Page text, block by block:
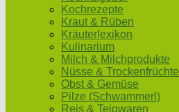
Kochrezepte
Kraut & Rüben
Kräuterlexikon
Kulinarium
Milch & Milchprodukte
Nüsse & Trockenfrüchte
Obst & Gemüse
Pilze (Schwammerl)
Reis & Teigwaren